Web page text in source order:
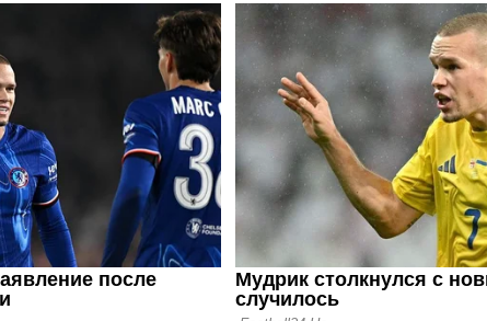
Альваро Арбелоа манит в
Фулхэм третьего игрока
Реала
07.08.26 21:26
Лука Зидан переходит в
Леганес: сын рулевого
сборной Франции
переезжает в пригород
Мадрида